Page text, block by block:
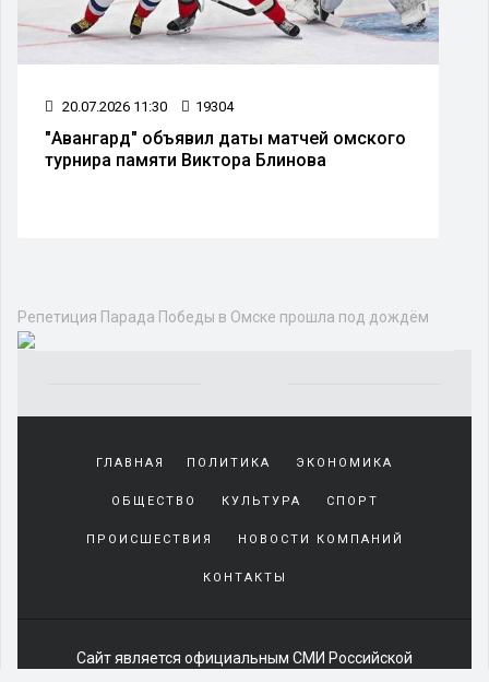
20.07.2026 11:30 19304
"Авангард" объявил даты матчей омского
турнира памяти Виктора Блинова
Репетиция Парада Победы в Омске прошла под дождём
sürekli
beraber
geçirerek
harcadığı
yakın
ГЛАВНАЯ ПОЛИТИКА ЭКОНОМИКА
ОБЩЕСТВО КУЛЬТУРА СПОРТ
ПРОИСШЕСТВИЯ НОВОСТИ КОМПАНИЙ
КОНТАКТЫ
Сайт является официальным СМИ Российской